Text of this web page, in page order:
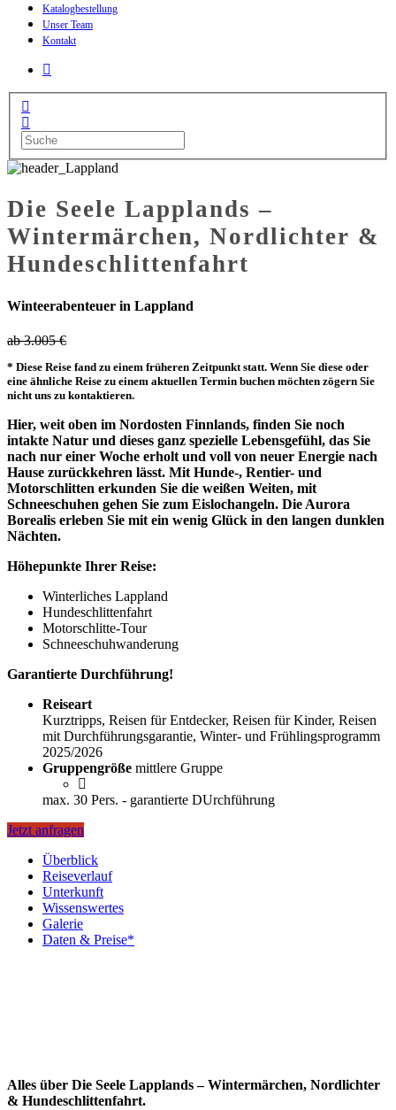
Katalogbestellung
Unser Team
Kontakt
Die Seele Lapplands –
Wintermärchen, Nordlichter &
Hundeschlittenfahrt
Winteerabenteuer in Lappland
ab3.005 €
* Diese Reise fand zu einem früheren Zeitpunkt statt. Wenn Sie diese oder
eine ähnliche Reise zu einem aktuellen Termin buchen möchten zögern Sie
nicht uns zu kontaktieren.
Hier, weit oben im Nordosten Finnlands, finden Sie noch
intakte Natur und dieses ganz spezielle Lebensgefühl, das Sie
nach nur einer Woche erholt und voll von neuer Energie nach
Hause zurückkehren lässt. Mit Hunde-, Rentier- und
Motorschlitten erkunden Sie die weißen Weiten, mit
Schneeschuhen gehen Sie zum Eislochangeln. Die Aurora
Borealis erleben Sie mit ein wenig Glück in den langen dunklen
Nächten.
Höhepunkte Ihrer Reise:
Winterliches Lappland
Hundeschlittenfahrt
Motorschlitte-Tour
Schneeschuhwanderung
Garantierte Durchführung!
Reiseart
Kurztripps, Reisen für Entdecker, Reisen für Kinder, Reisen
mit Durchführungsgarantie, Winter- und Frühlingsprogramm
2025/2026
Gruppengröße mittlere Gruppe
max. 30 Pers. - garantierte DUrchführung
Jetzt anfragen
Überblick
Reiseverlauf
Unterkunft
Wissenswertes
Galerie
Daten & Preise*
Alles über Die Seele Lapplands – Wintermärchen, Nordlichter
& Hundeschlittenfahrt.